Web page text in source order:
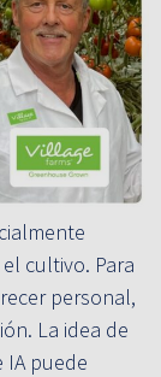
cultivo. Para
personal,
La idea de
IA puede